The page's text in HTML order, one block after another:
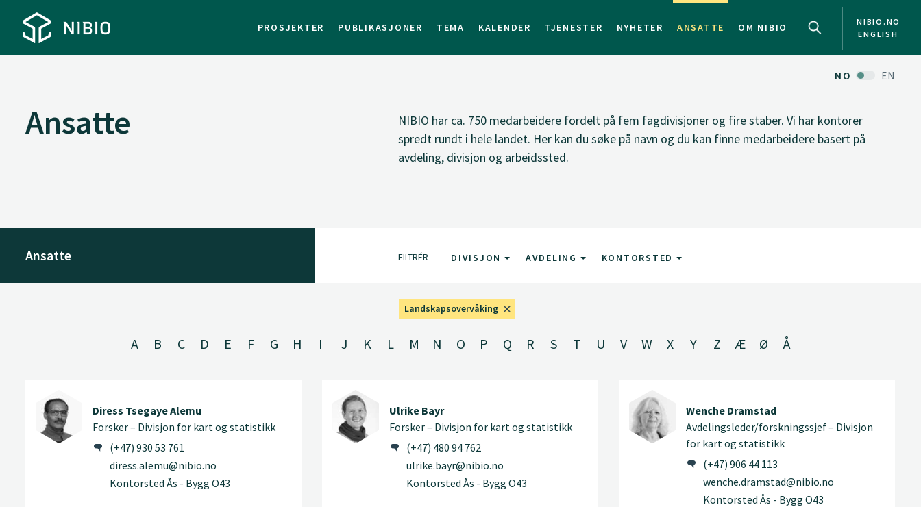
PROSJEKTER PUBLIKASJONER TEMA KALENDER TJENESTER NYHETER ANSATTE OM NIBIO
NIBIO.NO
ENGLISH
NO EN
Ansatte
NIBIO har ca. 750 medarbeidere fordelt på fem fagdivisjoner og fire staber. Vi har kontorer
spredt rundt i hele landet. Her kan du søke på navn og du kan finne medarbeidere basert på
avdeling, divisjon og arbeidssted.
Ansatte FILTRÉR DIVISJON AVDELING KONTORSTED
Landskapsovervåking
A B C D E F G H I J K L M N O P Q R S T U V W X Y Z Æ Ø Å
Diress Tsegaye Alemu
Forsker – Divisjon for kart og statistikk
(+47) 930 53 761
diress.alemu@nibio.no
Kontorsted Ås - Bygg O43
Ulrike Bayr
Forsker – Divisjon for kart og statistikk
(+47) 480 94 762
ulrike.bayr@nibio.no
Kontorsted Ås - Bygg O43
Wenche Dramstad
Avdelingsleder/forskningssjef – Divisjon
for kart og statistikk
(+47) 906 44 113
wenche.dramstad@nibio.no
Kontorsted Ås - Bygg O43